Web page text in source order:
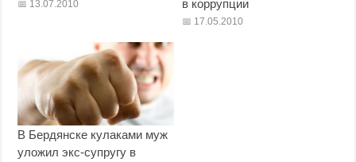
13.07.2010
в коррупции
17.05.2010
В Бердянске кулаками муж
уложил экс-супругу в